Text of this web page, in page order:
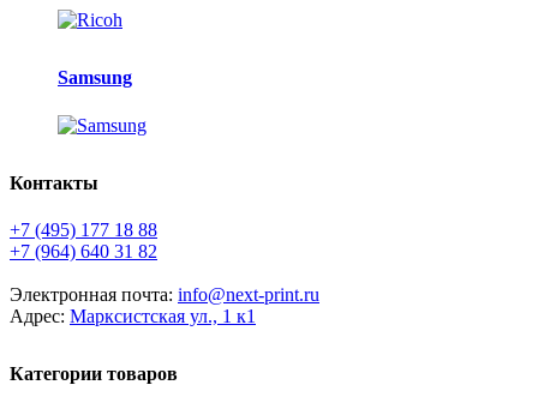
Samsung
Контакты
+7 (495) 177 18 88
+7 (964) 640 31 82
Электронная почта: info@next-print.ru
Адрес: Марксистская ул., 1 к1
Категории товаров